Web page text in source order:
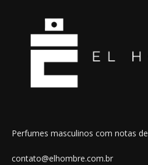
Perfumes masculinos com notas
contato@elhombre.com.br